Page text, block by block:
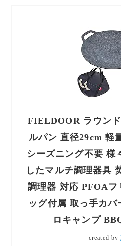
FIELDOOR ラウン
ルパン 直径29cm 軽
シーズニング不要 様
したマルチ調理器具
調理器 対応 PFOA
ッグ付属 取っ手カ
ロキャンプ
created by